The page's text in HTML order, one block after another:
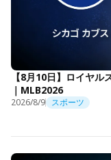
【8月10日】ロイヤ
｜MLB2026
2026/8/9 スポーツ